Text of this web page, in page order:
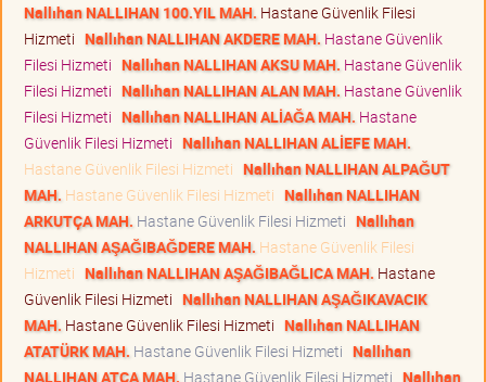
Nallıhan NALLIHAN 100.YIL MAH. Hastane Güvenlik Filesi
Hizmeti Nallıhan NALLIHAN AKDERE MAH. Hastane Güvenlik
Filesi Hizmeti Nallıhan NALLIHAN AKSU MAH. Hastane Güvenlik
Filesi Hizmeti Nallıhan NALLIHAN ALAN MAH. Hastane Güvenlik
Filesi Hizmeti Nallıhan NALLIHAN ALİAĞA MAH. Hastane
Güvenlik Filesi Hizmeti Nallıhan NALLIHAN ALİEFE MAH.
Hastane Güvenlik Filesi Hizmeti Nallıhan NALLIHAN ALPAĞUT
MAH. Hastane Güvenlik Filesi Hizmeti Nallıhan NALLIHAN
ARKUTÇA MAH. Hastane Güvenlik Filesi Hizmeti Nallıhan
NALLIHAN AŞAĞIBAĞDERE MAH. Hastane Güvenlik Filesi
Hizmeti Nallıhan NALLIHAN AŞAĞIBAĞLICA MAH. Hastane
Güvenlik Filesi Hizmeti Nallıhan NALLIHAN AŞAĞIKAVACIK
MAH. Hastane Güvenlik Filesi Hizmeti Nallıhan NALLIHAN
ATATÜRK MAH. Hastane Güvenlik Filesi Hizmeti Nallıhan
NALLIHAN ATÇA MAH. Hastane Güvenlik Filesi Hizmeti Nallıhan